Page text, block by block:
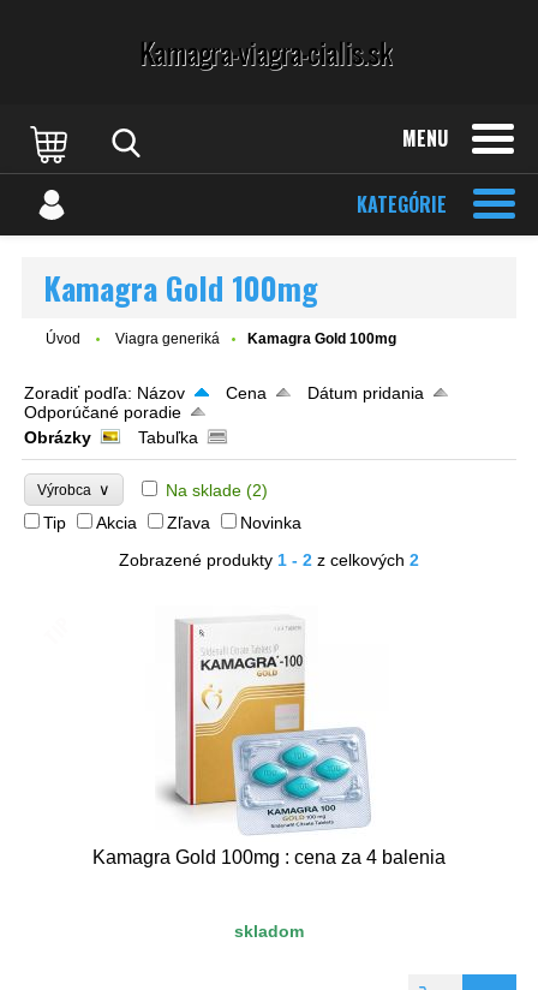
MENU
KATEGÓRIE
Kamagra Gold 100mg
Úvod Viagra generiká Kamagra Gold 100mg
Zoradiť podľa: Názov Cena
Dátum pridania
Odporúčané poradie
Obrázky
Tabuľka
Výrobca ∨ Na sklade (2)
Tip
Akcia Zľava
Novinka
Zobrazené produkty 1 - 2 z celkových 2
Kamagra Gold 100mg : cena za 4 balenia
skladom